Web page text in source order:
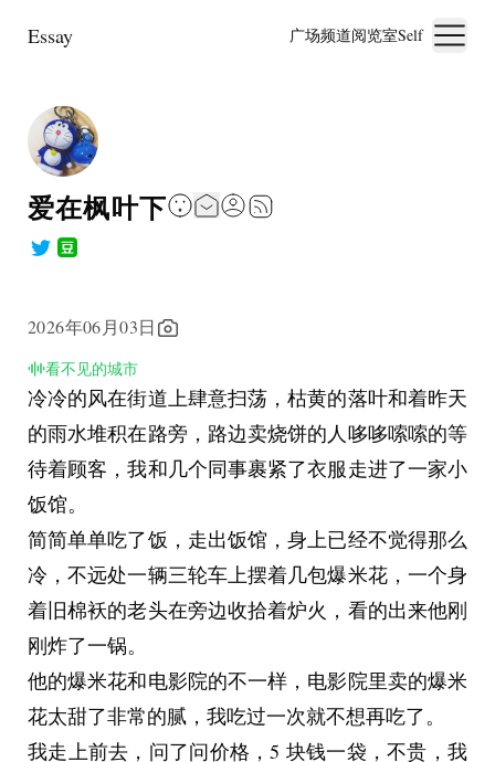
Essay 广场频道阅览室Self
爱在枫叶下
2026年06月03日
看不见的城市
冷冷的风在街道上肆意扫荡，枯黄的落叶和着昨天
的雨水堆积在路旁，路边卖烧饼的人哆哆嗦嗦的等
待着顾客，我和几个同事裹紧了衣服走进了一家小
饭馆。
简简单单吃了饭，走出饭馆，身上已经不觉得那么
冷，不远处一辆三轮车上摆着几包爆米花，一个身
着旧棉袄的老头在旁边收拾着炉火，看的出来他刚
刚炸了一锅。
他的爆米花和电影院的不一样，电影院里卖的爆米
花太甜了非常的腻，我吃过一次就不想再吃了。
我走上前去，问了问价格，5 块钱一袋，不贵，我